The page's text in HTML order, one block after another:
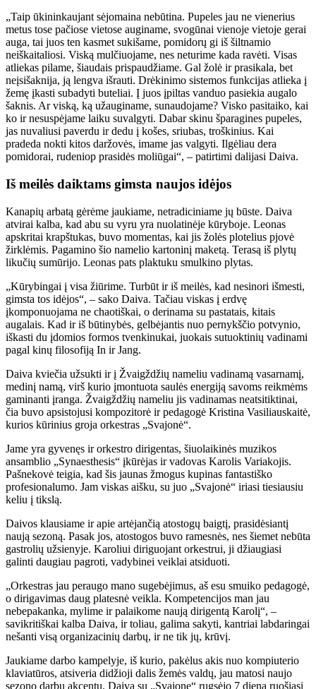
„Taip ūkininkaujant sėjomaina nebūtina. Pupeles jau ne vienerius
metus tose pačiose vietose auginame, svogūnai vienoje vietoje gerai
auga, tai juos ten kasmet sukišame, pomidorų gi iš šiltnamio
neiškaitaliosi. Viską mulčiuojame, nes neturime kada ravėti. Visas
atliekas pilame, šiaudais prispaudžiame. Gal žolė ir prasikala, bet
neįsišaknija, ją lengva išrauti. Drėkinimo sistemos funkcijas atlieka į
žemę įkasti subadyti buteliai. Į juos įpiltas vanduo pasiekia augalo
šaknis. Ar viską, ką užauginame, sunaudojame? Visko pasitaiko, kai
ko ir nesuspėjame laiku suvalgyti. Dabar skinu šparagines pupeles,
jas nuvaliusi paverdu ir dedu į košes, sriubas, troškinius. Kai
pradeda nokti kitos daržovės, imame jas valgyti. Ilgėliau dera
pomidorai, rudeniop prasidės moliūgai“, – patirtimi dalijasi Daiva.
Iš meilės daiktams gimsta naujos idėjos
Kanapių arbatą gėrėme jaukiame, netradiciniame jų būste. Daiva
atvirai kalba, kad abu su vyru yra nuolatinėje kūryboje. Leonas
apskritai krapštukas, buvo momentas, kai jis žolės plotelius pjovė
žirklėmis. Pagamino šio namelio kartoninį maketą. Terasą iš plytų
likučių sumūrijo. Leonas pats plaktuku smulkino plytas.
„Kūrybingai į visa žiūrime. Turbūt ir iš meilės, kad nesinori išmesti,
gimsta tos idėjos“, – sako Daiva. Tačiau viskas į erdvę
įkomponuojama ne chaotiškai, o derinama su pastatais, kitais
augalais. Kad ir iš būtinybės, gelbėjantis nuo pernykščio potvynio,
iškasti du įdomios formos tvenkinukai, juokais sutuoktinių vadinami
pagal kinų filosofiją In ir Jang.
Daiva kviečia užsukti ir į Žvaigždžių nameliu vadinamą vasarnamį,
medinį namą, virš kurio įmontuota saulės energiją savoms reikmėms
gaminanti įranga. Žvaigždžių nameliu jis vadinamas neatsitiktinai,
čia buvo apsistojusi kompozitorė ir pedagogė Kristina Vasiliauskaitė,
kurios kūrinius groja orkestras „Svajonė“.
Jame yra gyvenęs ir orkestro dirigentas, šiuolaikinės muzikos
ansamblio „Synaesthesis“ įkūrėjas ir vadovas Karolis Variakojis.
Pašnekovė teigia, kad šis jaunas žmogus kupinas fantastiško
profesionalumo. Jam viskas aišku, su juo „Svajonė“ iriasi tiesiausiu
keliu į tikslą.
Daivos klausiame ir apie artėjančią atostogų baigtį, prasidėsiantį
naują sezoną. Pasak jos, atostogos buvo ramesnės, nes šiemet nebūta
gastrolių užsienyje. Karoliui diriguojant orkestrui, ji džiaugiasi
galinti daugiau pagroti, vadybinei veiklai atsiduoti.
„Orkestras jau peraugo mano sugebėjimus, aš esu smuiko pedagogė,
o dirigavimas daug platesnė veikla. Kompetencijos man jau
nebepakanka, mylime ir palaikome naują dirigentą Karolį“, –
savikritiškai kalba Daiva, ir toliau, galima sakyti, kantriai labdaringai
nešanti visą organizacinių darbų, ir ne tik jų, krūvį.
Jaukiame darbo kampelyje, iš kurio, pakėlus akis nuo kompiuterio
klaviatūros, atsiveria didžioji dalis žemės valdų, jau matosi naujo
sezono darbų akcentų. Daiva su „Svajone“ rugsėjo 7 dieną ruošiasi